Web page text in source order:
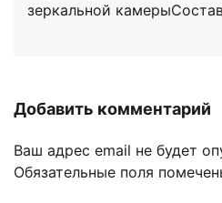
зеркальной
Добавить комментарий
Ваш адрес email не будет
Обязательные поля